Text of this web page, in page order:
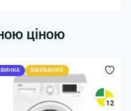
ціною
ВЖИВАНИЙ
12